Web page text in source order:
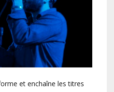
et enchaîne les titres